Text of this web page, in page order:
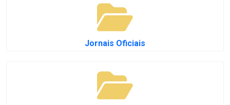
Jornais Oficiais